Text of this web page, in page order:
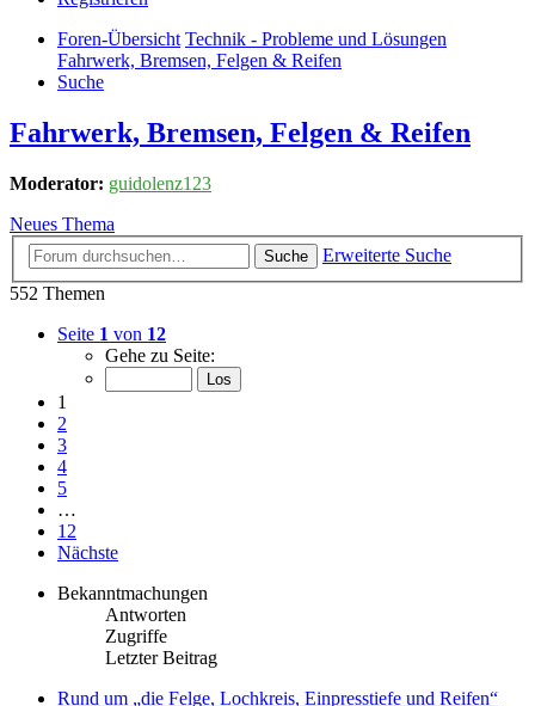
Foren-Übersicht Technik - Probleme und Lösungen
Fahrwerk, Bremsen, Felgen & Reifen
Suche
Fahrwerk, Bremsen, Felgen & Reifen
Moderator: guidolenz123
Neues Thema
Suche
Erweiterte Suche
552 Themen
Seite 1 von 12
Gehe zu Seite:
1
2
3
4
5
…
12
Nächste
Bekanntmachungen
Antworten
Zugriffe
Letzter Beitrag
Rund um „die Felge, Lochkreis, Einpresstiefe und Reifen“